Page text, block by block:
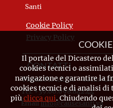
Santi
Cookie Policy
Privacy Policy
CONTATTI
Piazza Pio XII, 10 - 00120
Tel. +39.06.698.842.44
Emailinfo@causesanti.va
Il portale del Dicastero
cookies tecnici o
navigazione e garantire la
cookies tecnici e di analisi di
piùclicca qui. Chiudendo